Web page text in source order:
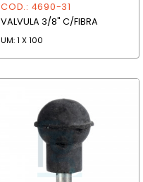
COD.: 4690-31
VALVULA 3/8" C/FIBRA
UM: 1 X 100